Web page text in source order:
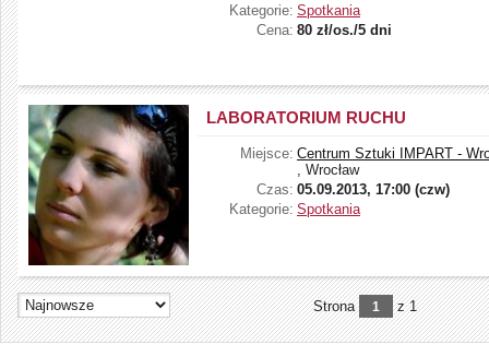
Kategorie: Spotkania
Cena: 80 zł/os./5 dni
LABORATORIUM RUCHU
Miejsce: Centrum Sztuki IMPART -
, Wrocław
Czas: 05.09.2013, 17:00 (czw)
Kategorie: Spotkania
Strona 1 z 1